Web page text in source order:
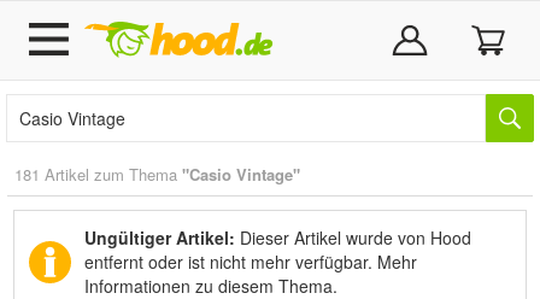
181 Artikel zum Thema "Casio Vintage"
Ungültiger Artikel: Dieser Artikel wurde von Hood
entfernt oder ist nicht mehr verfügbar. Mehr
Informationen zu diesem Thema.